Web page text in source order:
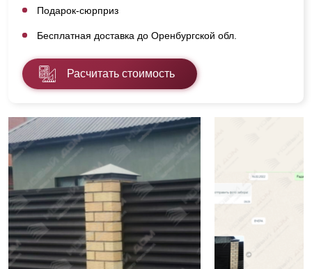
Подарок-сюрприз
Бесплатная доставка до Оренбургской обл.
Расчитать стоимость